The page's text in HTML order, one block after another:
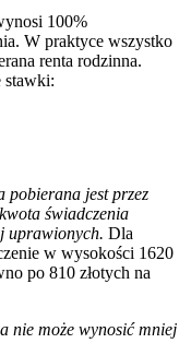
100%
W praktyce wszystko
renta rodzinna.
stawki:
pobierana jest przez
świadczenia
uprawionych. Dla
w wysokości 1620
po 810 złotych na
nie może wynosić mniej